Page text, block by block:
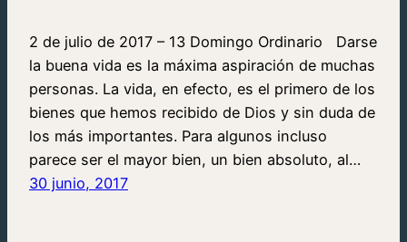
2 de julio de 2017 – 13 Domingo Ordinario Darse
la buena vida es la máxima aspiración de muchas
personas. La vida, en efecto, es el primero de los
bienes que hemos recibido de Dios y sin duda de
los más importantes. Para algunos incluso
parece ser el mayor bien, un bien absoluto, al…
30 junio, 2017